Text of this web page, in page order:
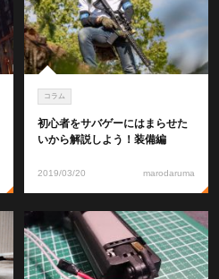
コラム
初心者をサバゲーにはまらせた
いから解説しよう！装備編
2019/03/20 marodaruma